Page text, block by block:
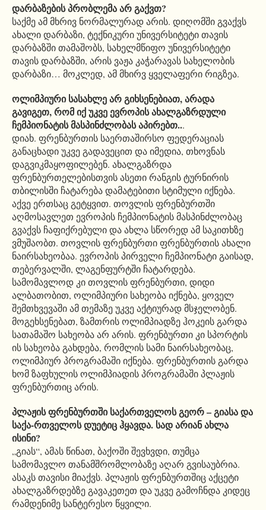
დარბაზების პრობლემა არ გაქვთ?
საქმე ამ მხრივ ნორმალურად არის. დიღომში გვაქვს
ახალი დარბაზი, ტექნიკური უნივერსიტეტი თავის
დარბაზში თამაშობს, სახელმწიფო უნივერსიტეტი
თავის დარბაზში, არის ვაჟა კაჭარავას სახელობის
დარბაზი… მოკლედ, ამ მხირვ ყველაფერი რიგზეა.
ოლიმპიური სასახლე არ გიხსენებიათ, არადა
გავიგეთ, რომ იქ უკვე ევროპის ახალგაზრდული
ჩემპიონატის მასპინძლობას აპირებთ...
დიახ. ფრენბურთის საერთაშირსო ფედერაციას
განაცხადი უკვე გადავეცით და იმედია, თხოვნას
დაგვიკმაყოფილებენ. ახალგაზრდა
ფრენბურთელებისთვის ასეთი რანგის ტურნირის
თბილისში ჩატარება დამატებითი სტიმული იქნება.
აქვე ერთსაც გეტყვით. თოვლის ფრენბურთში
აღმოსავლეთ ევროპის ჩემპიონატის მასპინძლობაც
გვაქვს ჩაფიქრებული და ახლა სწორედ ამ საკითხზე
ვმუშაობთ. თოვლის ფრენბურთი ფრენბურთის ახალი
ნაირსახეობაა. ევროპის პირველი ჩემპიონატი გაისად,
თებერვალში, ლაგენფურტში ჩატარდება.
სამომავლოდ კი თოვლის ფრენბურთი, დიდი
ალბათობით, ოლიმპიური სახეობა იქნება, ყოველ
შემთხვევაში ამ თემაზე უკვე აქტიურად მსჯელობენ.
მოგეხსენებათ, ზამთრის ოლიმპიადზე ჰოკეის გარდა
სათამაშო სახეობა არ არის. ფრენბურთი კი სპორტის
ის სახეობა გახდება, რომლის სამი ნაირსახეობაც,
ოლიმპიურ პროგრამაში იქნება. ფრენბურთის გარდა
ხომ ზაფხულის ოლიმპიადის პროგრამაში პლაჟის
ფრენბურთიც არის.
პლაჟის ფრენბურთში საქართველოს გეორ – გიასა და
საქა-რთველოს დუეტიც ჰყავდა. სად არიან ახლა
ისინი?
„გიას“, ამას წინათ, ბაქოში შევხვდი, თუმცა
სამომავლო თანამშრომლობაზე აღარ გვისაუბრია.
ასაკს თავისი მიაქვს. პლაჟის ფრენბურთშიც აქცეტი
ახალგაზრდებზე გავაკეთეთ და უკვე გამოჩნდა კიდეც
რამდენიმე სანტერესო წყვილი.